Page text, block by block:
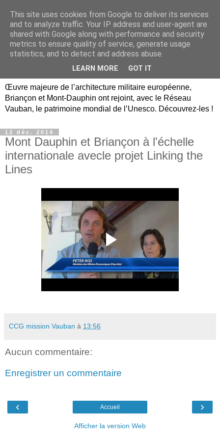
Briançon, Mont-Dauphin,
Vauban Unesco Hautes-
Œuvre majeure de l’architecture militaire européenne,
Briançon et Mont-Dauphin ont rejoint, avec le Réseau
Vauban, le patrimoine mondial de l’Unesco. Découvrez-les !
12 déc. 2014
Mont Dauphin et Briançon à l'échelle
internationale avecle projet Linking the
Lines
CCG mission Vauban à 13:56
Aucun commentaire:
Enregistrer un commentaire
‹ ›
Accueil
Afficher la version Web
This site uses cookies from Google to deliver its services
and to analyze traffic. Your IP address and user-agent are
shared with Google along with performance and security
metrics to ensure quality of service, generate usage
statistics, and to detect and address abuse.
LEARN MORE GOT IT